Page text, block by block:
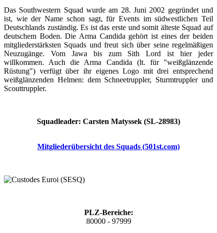
Das Southwestern Squad wurde am 28. Juni 2002 gegründet und
ist, wie der Name schon sagt, für Events im südwestlichen Teil
Deutschlands zuständig. Es ist das erste und somit älteste Squad auf
deutschem Boden. Die Arma Candida gehört ist eines der beiden
mitgliederstärksten Squads und freut sich über seine regelmäßigen
Neuzugänge. Vom Jawa bis zum Sith Lord ist hier jeder
willkommen. Auch die Arma Candida (lt. für "weißglänzende
Rüstung") verfügt über ihr eigenes Logo mit drei entsprechend
weißglänzenden Helmen: dem Schneetruppler, Sturmtruppler und
Scouttruppler.
Squadleader: Carsten Matyssek (SL-28983)
Mitgliederübersicht des Squads (501st.com)
PLZ-Bereiche:
80000 - 97999